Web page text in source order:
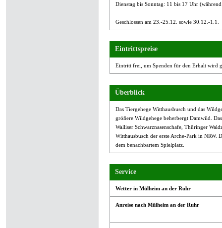
Dienstag bis Sonntag: 11 bis 17 Uhr
Geschlossen am 23.-25.12. sowie 30.12.-1.1.
Eintrittspreise
Eintritt frei, um Spenden für den Erhalt wird
Überblick
Das Tiergehege Witthausbusch und das
größere Wildgehege beherbergt Damwild.
Walliser Schwarznasenschafe, Thüringer
Witthausbusch der erste Arche-Park in
dem benachbartem Spielplatz.
Service
Wetter in Mülheim an der Ruhr
Anreise nach Mülheim an der Ruhr